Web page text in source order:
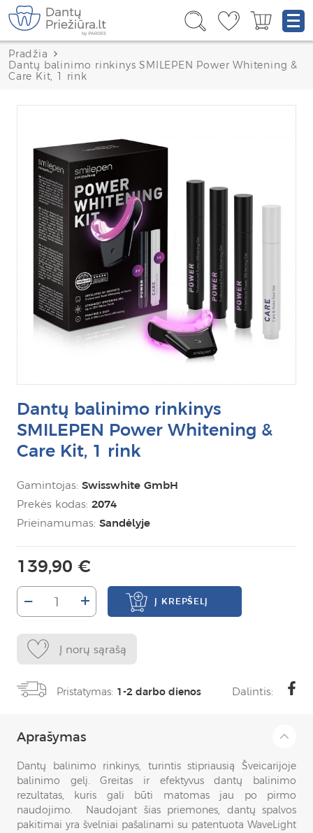
Pradžia
Dantų balinimo rinkinys SMILEPEN Power Whitening &
Care Kit, 1 rink
Dantų balinimo rinkinys
SMILEPEN Power Whitening &
Care Kit, 1 rink
Gamintojas: Swisswhite GmbH
Prekės kodas: 2074
Prieinamumas: Sandėlyje
139,90 €
– + Į KREPŠELĮ
Į norų sąrašą
Pristatymas: 1-2 darbo dienos Dalintis:
Aprašymas
Dantų balinimo rinkinys, turintis stipriausią Šveicarijoje
balinimo gelį. Greitas ir efektyvus dantų balinimo
rezultatas, kuris gali būti matomas jau po pirmo
naudojimo. Naudojant šias priemones, dantų spalvos
pakitimai yra švelniai pašalinami su patentuota WaveLight